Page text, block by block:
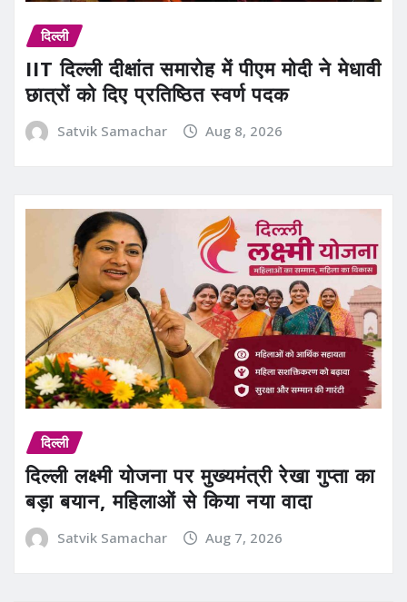
दिल्ली
IIT दिल्ली दीक्षांत समारोह में पीएम मोदी ने मेधावी
छात्रों को दिए प्रतिष्ठित स्वर्ण पदक
Satvik Samachar Aug 8, 2026
दिल्ली
दिल्ली लक्ष्मी योजना पर मुख्यमंत्री रेखा गुप्ता का
बड़ा बयान, महिलाओं से किया नया वादा
Satvik Samachar Aug 7, 2026